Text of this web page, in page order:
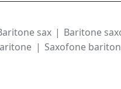
sax Baritone
Saxofone